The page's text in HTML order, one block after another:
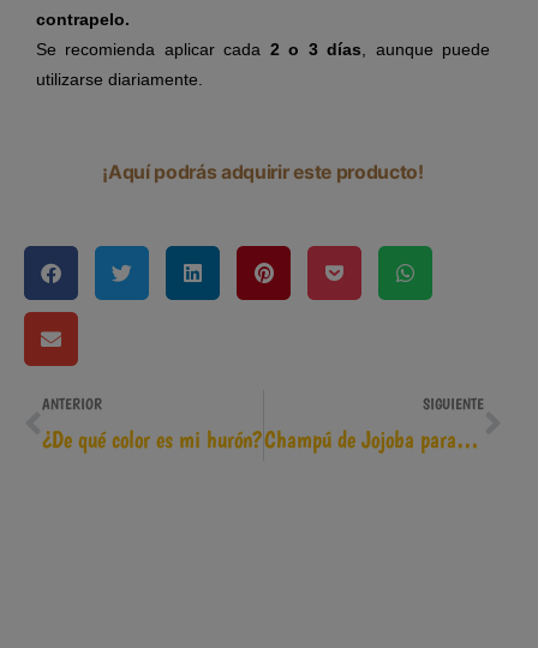
contrapelo.
Se recomienda aplicar cada 2 o 3 días , aunque puede
utilizarse diariamente.
¡Aquí podrás adquirir este producto!
ANTERIOR
¿De qué color es mi hurón?
SIGUIENTE
Champú de Jojoba para hurones